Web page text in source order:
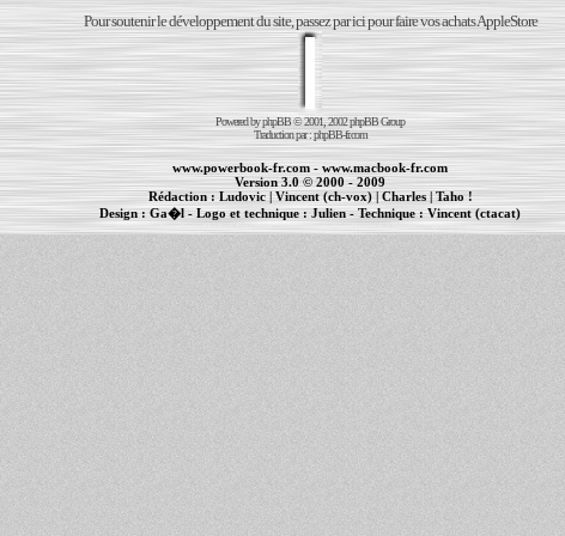
Pour soutenir le développement du site, passez par ici pour faire vos achats AppleStore
Powered byphpBB© 2001, 2002 phpBB Group
Traduction par :phpBB-fr.com
www.powerbook-fr.com - www.macbook-fr.com
Version 3.0 © 2000 - 2009
Rédaction : Ludovic|Vincent (ch-vox)| Charles|Taho !
Design :Ga�l - Logo et technique : Julien - Technique :Vincent (ctacat)
| | cr�ation de sites Internet